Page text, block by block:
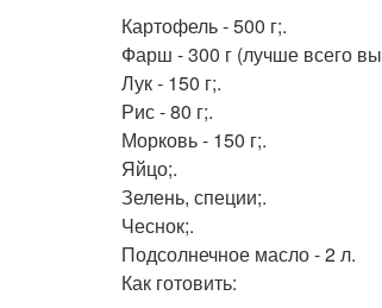
Картофель - 500 г;.
Фарш - 300 г (лучше всего
Лук - 150 г;.
Рис - 80 г;.
Морковь - 150 г;.
Яйцо;.
Зелень, специи;.
Чеснок;.
Подсолнечное масло - 2 л.
Как готовить: